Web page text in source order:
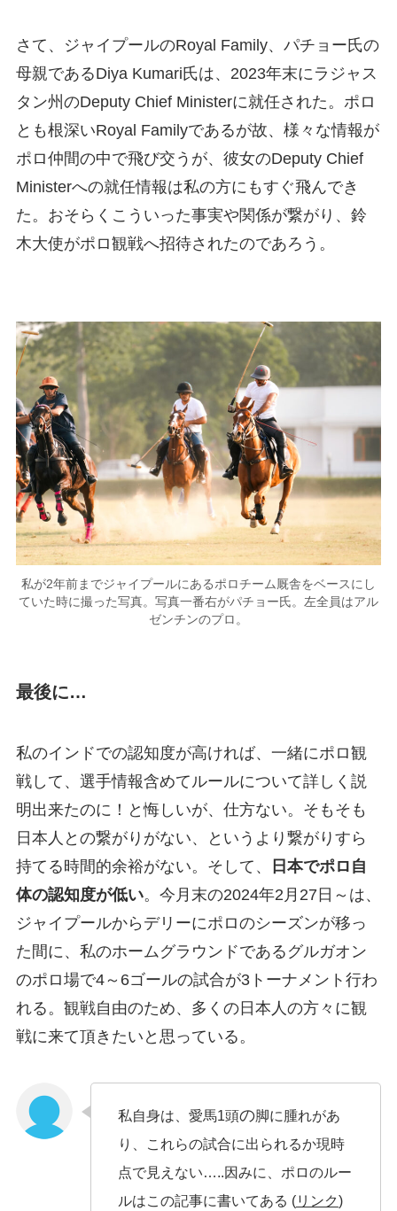
さて、ジャイプールのRoyal Family、パチョー氏の
母親であるDiya Kumari氏は、2023年末にラジャス
タン州のDeputy Chief Ministerに就任された。ポロ
とも根深いRoyal Familyであるが故、様々な情報が
ポロ仲間の中で飛び交うが、彼女のDeputy Chief
Ministerへの就任情報は私の方にもすぐ飛んでき
た。おそらくこういった事実や関係が繋がり、鈴
木大使がポロ観戦へ招待されたのであろう。
私が2年前までジャイプールにあるポロチーム厩舎をベースにし
ていた時に撮った写真。写真一番右がパチョー氏。左全員はアル
ゼンチンのプロ。
最後に…
私のインドでの認知度が高ければ、一緒にポロ観
戦して、選手情報含めてルールについて詳しく説
明出来たのに！と悔しいが、仕方ない。そもそも
日本人との繋がりがない、というより繋がりすら
持てる時間的余裕がない。そして、
日本でポロ自
体の認知度が低い。今月末の2024年2月27日～は、
ジャイプールからデリーにポロのシーズンが移っ
た間に、私のホームグラウンドであるグルガオン
のポロ場で4～6ゴールの試合が3トーナメント行わ
れる。観戦自由のため、多くの日本人の方々に観
戦に来て頂きたいと思っている。
私自身は、愛馬1頭の脚に腫れがあ
り、これらの試合に出られるか現時
点で見えない…..因みに、ポロのルー
ルはこの記事に書いてある (リンク)